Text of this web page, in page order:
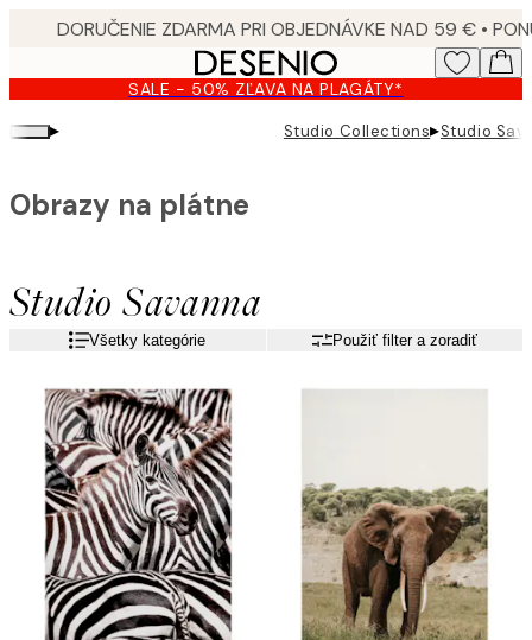
content.
SALE - 50% ZĽAVA NA PLAGÁTY*
▸ Studio Collections▸Studio
Studio Savanna
Obrazy na plátne
Všetky kategórie Použiť filter a zoradiť